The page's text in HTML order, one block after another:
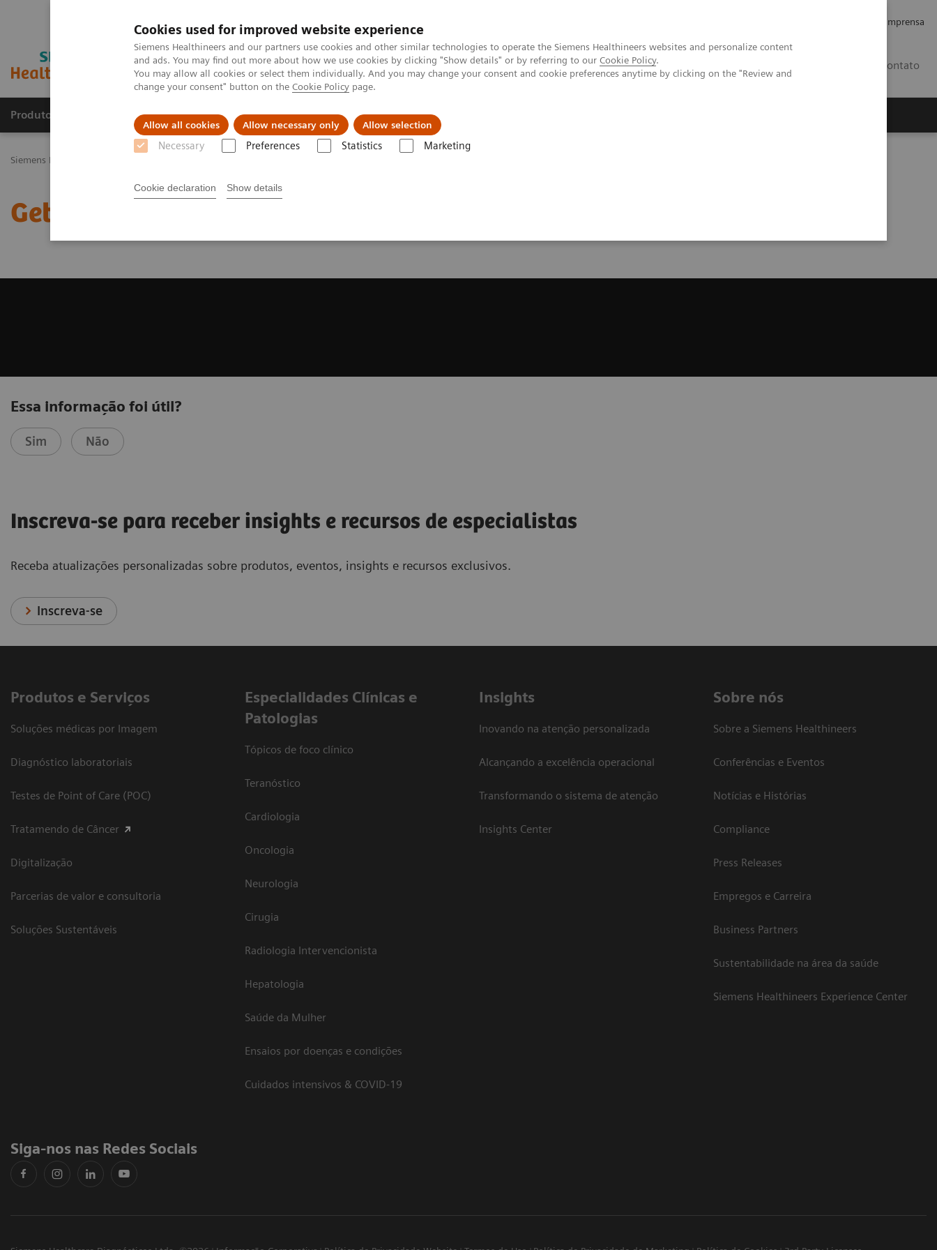
Cookies used for improved website experience
Siemens Healthineers and our partners use cookies and other similar technologies to operate the Siemens Healthineers websites and personalize content
and ads. You may find out more about how we use cookies by clicking "Show details" or by referring to our Cookie Policy.
You may allow all cookies or select them individually. And you may change your consent and cookie preferences anytime by clicking on the "Review and
change your consent" button on the Cookie Policy page.
Allow all cookies Allow necessary only Allow selection
Necessary Preferences Statistics Marketing
Cookie declaration Show details
Imprensa
Contato
Produtos e serviços Especialidades Clínicas e Patologias Serviços de pós-venda
Siemens Healthineers Brasil
Get a Recommendation for your MRI System
Essa informação foi útil?
Sim Não
Inscreva-se para receber insights e recursos de especialistas
Receba atualizações personalizadas sobre produtos, eventos, insights e recursos exclusivos.
Inscreva-se
Produtos e Serviços
Soluções médicas por Imagem
Diagnóstico laboratoriais
Testes de Point of Care (POC)
Tratamendo de Câncer
Digitalização
Parcerias de valor e consultoria
Soluções Sustentáveis
​Especialidades Clínicas e
Patologias
Tópicos de foco clínico
Teranóstico
Cardiologia
Oncologia
Neurologia
Cirugia
Radiologia Intervencionista
Hepatologia
Saúde da Mulher
Ensaios por doenças e condições
Cuidados intensivos & COVID-19
Insights
Inovando na atenção personalizada
Alcançando a excelência operacional
Transformando o sistema de atenção
Insights Center
Sobre nós
Sobre a Siemens Healthineers
Conferências e Eventos
Notícias e Histórias
Compliance
Press Releases
Empregos e Carreira
Business Partners
Sustentabilidade na área da saúde
Siemens Healthineers Experience Center
Siga-nos nas Redes Sociais